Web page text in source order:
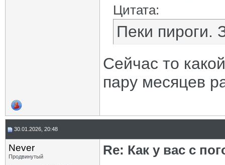
Цитата:
Пеки пироги.
Сейчас то
пару месяцев
30.01.2026, 20:48
Never
Продвинутый
Re: Как у вас с